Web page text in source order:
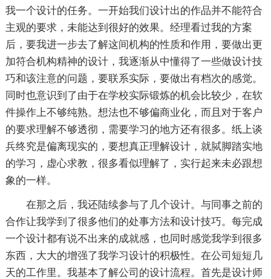
我一个设计的任务。一开始我们设计出的作品并不能符合
主观的要求，未能达到很好的效果。经理看过我的方案
后，要我进一步去了解这间机构的性质和作用，要做出更
加符合机构精神的设计，我逐渐从中懂得了一些做设计技
巧和该注意的问题，要联系实际，要做出有档次的感觉。
同时也意识到了由于在学校实际锻炼的机会比较少，在软
件操作上不够纯熟。想法也不够偏商业化，而且对于客户
的要求理解不够透彻，需要学习的地方还有很多。纸上谈
兵终究是偏离现实的，要想真正理解设计，就脦脚踏实地
的学习，虚心求教，很多看似理解了，实行起来未必跟想
象的一样。
在那之后，我还陆续参与了几个设计。与同事之前的
合作让我学到了很多他们的处事方法和设计技巧。每完成
一个设计都有说不出来的成就感，也同时感觉我学到很多
东西，大大的增强了我学习设计的积极性。在公司短短几
天的工作里。我基本了解公司的设计流程。首先是设计师